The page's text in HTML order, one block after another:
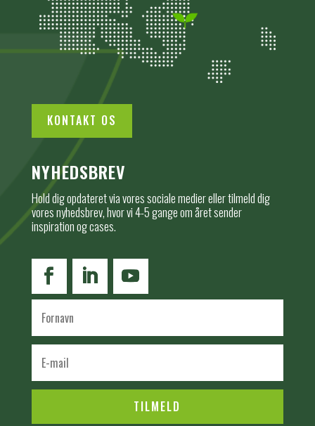
KONTAKT OS
NYHEDSBREV
Hold dig opdateret via vores sociale medier eller tilmeld dig
vores nyhedsbrev, hvor vi 4-5 gange om året sender
inspiration og cases.
TILMELD